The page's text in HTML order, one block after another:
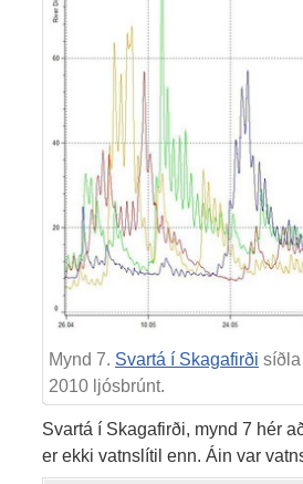
Mynd 7. Svartá í Skagafirði síðla
2010 ljósbrúnt.
Svartá í Skagafirði, mynd 7 hér
er ekki vatnslítil enn. Áin var